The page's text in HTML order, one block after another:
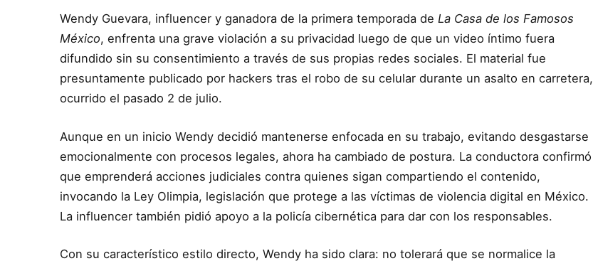
Wendy Guevara, influencer y ganadora de la primera temporada deLa Casa de los Famosos
México, enfrenta una grave violación a su privacidad luego de que un video íntimo fuera
difundido sin su consentimiento a través de sus propias redes sociales. El material fue
presuntamente publicado por hackers tras el robo de su celular durante un asalto en carretera,
ocurrido el pasado 2 de julio.
Aunque en un inicio Wendy decidió mantenerse enfocada en su trabajo, evitando desgastarse
emocionalmente con procesos legales, ahora ha cambiado de postura. La conductora confirmó
que emprenderá acciones judiciales contra quienes sigan compartiendo el contenido,
invocando la Ley Olimpia, legislación que protege a las víctimas de violencia digital en México.
La influencer también pidió apoyo a la policía cibernética para dar con los responsables.
Con su característico estilo directo, Wendy ha sido clara: no tolerará que se normalice la